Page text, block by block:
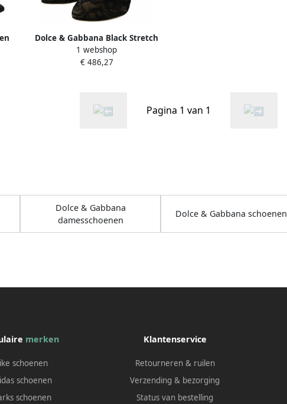
Dolce & Gabbana Black Stretch
Socks Taormina Lace Boots Shoes
Zwart Dames
1 webshop
€ 486,27
Pagina 1 van 1
Dolce & Gabbana
damesschoenen
Dolce & Gabbana schoenen
merken
schoenen
schoenen
schoenen
Klantenservice
Retourneren & ruilen
Verzending & bezorging
Status van bestelling